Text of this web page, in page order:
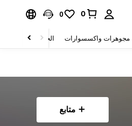
0
0
مجوهرات واكسسوارات الحقائب والأمتعة
متابع